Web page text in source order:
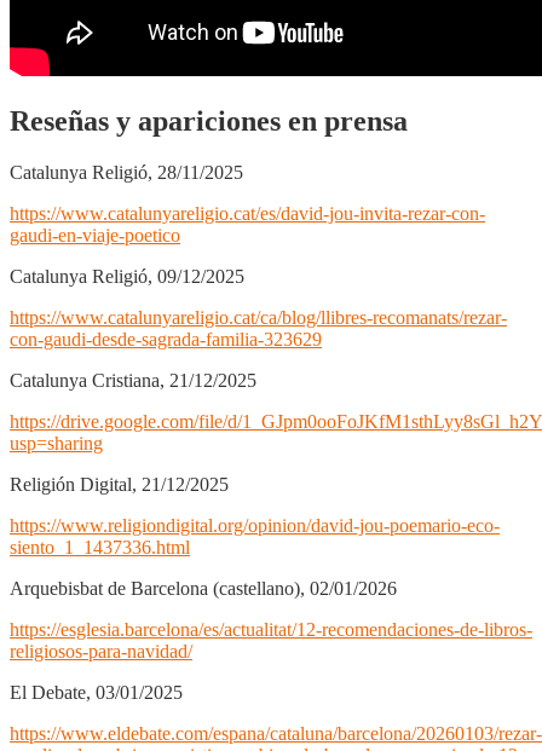
Reseñas y apariciones en prensa
Catalunya Religió, 28/11/2025
https://www.catalunyareligio.cat/es/david-jou-invita-rezar-con-
gaudi-en-viaje-poetico
Catalunya Religió, 09/12/2025
https://www.catalunyareligio.cat/ca/blog/llibres-recomanats/rezar-
con-gaudi-desde-sagrada-familia-323629
Catalunya Cristiana, 21/12/2025
https://drive.google.com/file/d/
usp=sharing
Religión Digital, 21/12/2025
https://www.religiondigital.org/opinion/david-jou-poemario-eco-
siento_1_1437336.html
Arquebisbat de Barcelona (castellano), 02/01/2026
https://esglesia.barcelona/es/actualitat/12-recomendaciones-de-libros-
religiosos-para-navidad/
El Debate, 03/01/2025
https://www.eldebate.com/espana/cataluna/barcelona/20260103/rezar-